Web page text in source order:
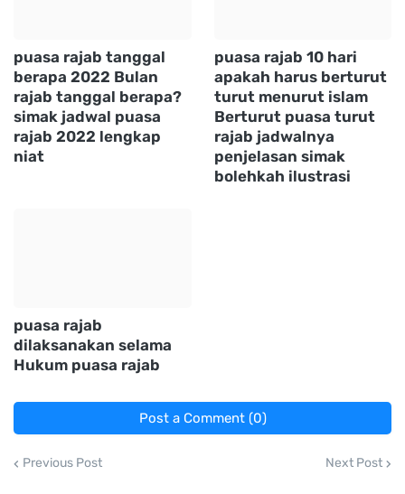
puasa rajab tanggal
berapa 2022 Bulan
rajab tanggal berapa?
simak jadwal puasa
rajab 2022 lengkap
niat
puasa rajab 10 hari
apakah harus berturut
turut menurut islam
Berturut puasa turut
rajab jadwalnya
penjelasan simak
bolehkah ilustrasi
puasa rajab
dilaksanakan selama
Hukum puasa rajab
Post a Comment (0)
Previous Post Next Post